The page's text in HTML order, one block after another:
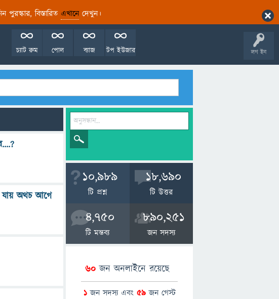
পুরস্কার, বিস্তারিত এখানেদেখুন।
লগ ইন
টপ ইউজার
ব্যাজ
পোল
চ্যাট রুম
যায় অথচ আগে
10,989
টি প্রশ্ন
18,690
টি উত্তর
4,750
টি মন্তব্য
890,251
জন সদস্য
60 জন অনলাইনে রয়েছে
1জন সদস্য এবং 59জন গেস্ট